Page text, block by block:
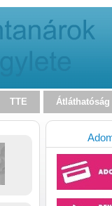
TTE Átláthatóság